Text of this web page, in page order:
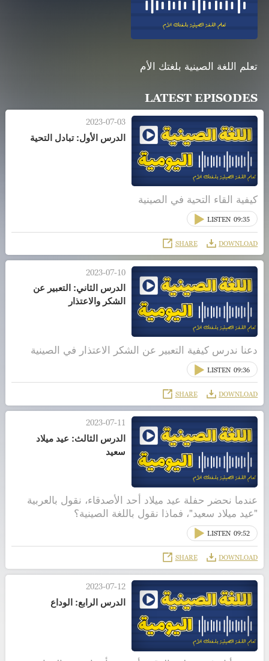
تعلم اللغة الصينية بلغتك الأم
LATEST EPISODES
2023-07-03
الدرس الأول: تبادل التحية
كيفية القاء التحية في الصينية
LISTEN 09:35
DOWNLOAD
SHARE
2023-07-10
الدرس الثاني: التعبير عن
الشكر والاعتذار
دعنا ندرس كيفية التعبير عن الشكر الاعتذار في الصينية
LISTEN 09:36
DOWNLOAD
SHARE
2023-07-11
الدرس الثالث: عيد ميلاد
سعيد
عندما نحضر حفلة عيد ميلاد أحد الأصدقاء، نقول بالعربية
"عيد ميلاد سعيد"، فماذا نقول باللغة الصينية؟
LISTEN 09:52
DOWNLOAD
SHARE
2023-07-12
الدرس الرابع: الوداع